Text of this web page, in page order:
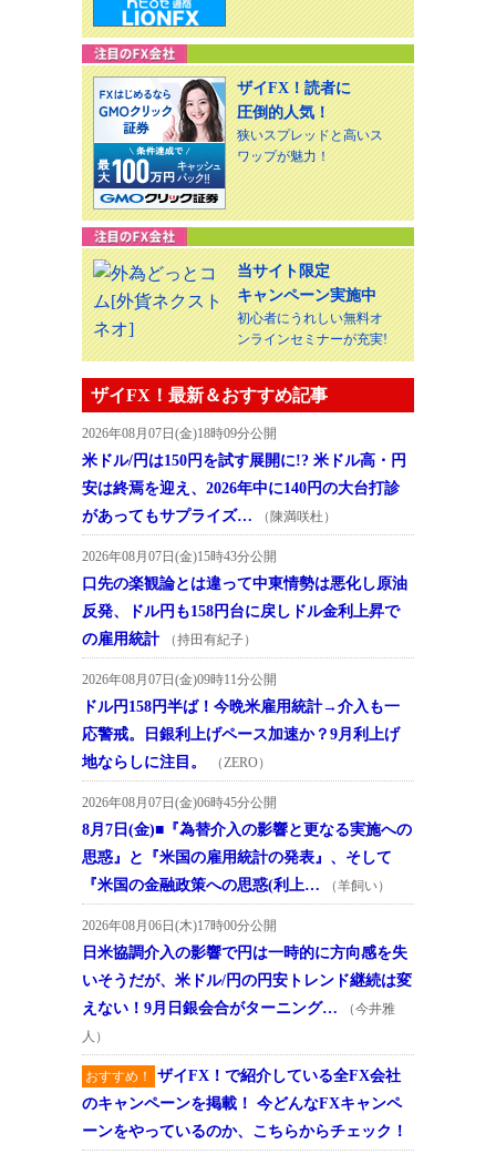
ザイFX！読者に
圧倒的人気！
狭いスプレッドと高いス
ワップが魅力！
当サイト限定
キャンペーン実施中
初心者にうれしい無料オ
ンラインセミナーが充実!
ザイFX！最新＆おすすめ記事
2026年08月07日(金)18時09分公開
米ドル/円は150円を試す展開に!? 米ドル高・円
安は終焉を迎え、2026年中に140円の大台打診
があってもサプライズ…
（陳満咲杜）
2026年08月07日(金)15時43分公開
口先の楽観論とは違って中東情勢は悪化し原油
反発、ドル円も158円台に戻しドル金利上昇で
の雇用統計
（持田有紀子）
2026年08月07日(金)09時11分公開
ドル円158円半ば！今晩米雇用統計→介入も一
応警戒。日銀利上げペース加速か？9月利上げ
地ならしに注目。
（ZERO）
2026年08月07日(金)06時45分公開
8月7日(金)■『為替介入の影響と更なる実施への
思惑』と『米国の雇用統計の発表』、そして
『米国の金融政策への思惑(利上…
（羊飼い）
2026年08月06日(木)17時00分公開
日米協調介入の影響で円は一時的に方向感を失
いそうだが、米ドル/円の円安トレンド継続は変
えない！9月日銀会合がターニング…
（今井雅
人）
おすすめ！
ザイFX！で紹介している全FX会社
のキャンペーンを掲載！ 今どんなFXキャンペ
ーンをやっているのか、こちらからチェック！